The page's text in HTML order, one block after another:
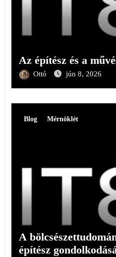
Az építész és a
Ottó jún 8, 2026
Blog Mérnöklét
A
építész